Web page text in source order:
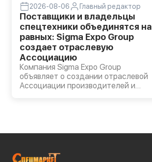
2026-08-06 Главный редактор
Поставщики и владельцы
спецтехники объединятся на
равных: Sigma Expo Group
создает отраслевую
Ассоциацию
Компания Sigma Expo Group
объявляет о создании отраслевой
Ассоциации производителей и